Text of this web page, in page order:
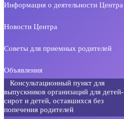
Информация о деятельности Центра
Новости Центра
Советы для приемных родителей
Объявления
Консультационный пункт для
выпускников организаций для детей-
сирот и детей, оставшихся без
попечения родителей